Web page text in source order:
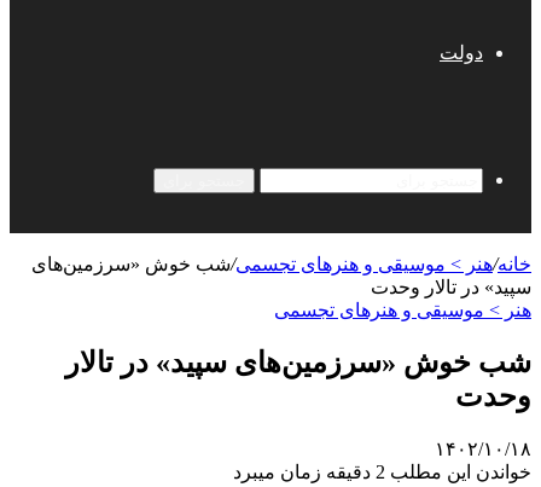
دولت
خانه/هنر > موسیقی و هنرهای تجسمی/شب خوش «سرزمین‌های
سپید» در تالار وحدت
هنر > موسیقی و هنرهای تجسمی
شب خوش «سرزمین‌های سپید» در تالار
وحدت
۱۴۰۲/۱۰/۱۸
خواندن این مطلب 2 دقیقه زمان میبرد